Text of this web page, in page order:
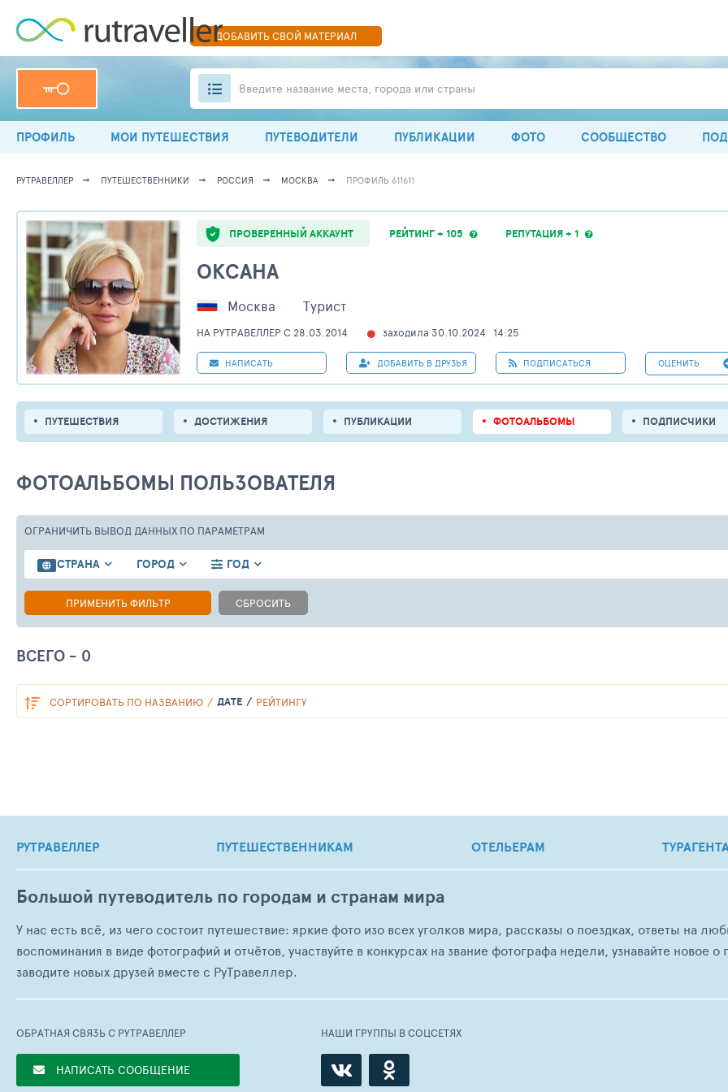
ДОБАВИТЬСВОЙ МАТЕРИАЛ
Введите название места, города или страны
ПРОФИЛЬ МОИ ПУТЕШЕСТВИЯ ПУТЕВОДИТЕЛИ ПУБЛИКАЦИИ ФОТО СООБЩЕСТВО
РУТРАВЕЛЛЕР ПУТЕШЕСТВЕННИКИ РОССИЯ МОСКВА ПРОФИЛЬ 611611
ПРОВЕРЕННЫЙ АККАУНТ РЕЙТИНГ + 105 РЕПУТАЦИЯ + 1
ОКСАНА
Москва Турист
НА РУТРАВЕЛЛЕР C 28.03.2014 заходила 30.10.2024 14:25
НАПИСАТЬ ДОБАВИТЬ В ДРУЗЬЯ ПОДПИСАТЬСЯ ОЦЕНИТЬ
ПУТЕШЕСТВИЯ ДОСТИЖЕНИЯ ПУБЛИКАЦИИ ФОТОАЛЬБОМЫ ПОДПИСЧИКИ
ФОТОАЛЬБОМЫ ПОЛЬЗОВАТЕЛЯ
ОГРАНИЧИТЬ ВЫВОД ДАННЫХ ПО ПАРАМЕТРАМ
СТРАНА ГОРОД ГОД
ПРИМЕНИТЬ ФИЛЬТР СБРОСИТЬ
ВСЕГО - 0
СОРТИРОВАТЬ ПО НАЗВАНИЮ ДАТЕ РЕЙТИНГУ
РУТРАВЕЛЛЕР ПУТЕШЕСТВЕННИКАМ ОТЕЛЬЕРАМ
Большой путеводитель по городам и странам мира
У нас есть всё, из чего состоит путешествие: яркие фото изо всех уголков мира, рассказы о поездках, ответы на
воспоминания в виде фотографий и отчётов, участвуйте в конкурсах на звание фотографа недели, узнавайте новое
заводите новых друзей вместе с РуТравеллер.
ОБРАТНАЯ СВЯЗЬ С РУТРАВЕЛЛЕР
НАПИСАТЬ СООБЩЕНИЕ
НАШИ ГРУППЫ В СОЦСЕТЯХ